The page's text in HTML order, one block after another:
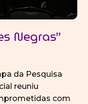
Negras”
da Pesquisa
reuniu
com